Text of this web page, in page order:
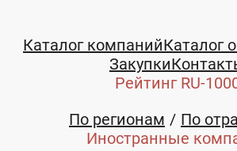
Каталог компанийКаталог
Закупки
Рейтинг RU-
По регионам
По
Иностранные